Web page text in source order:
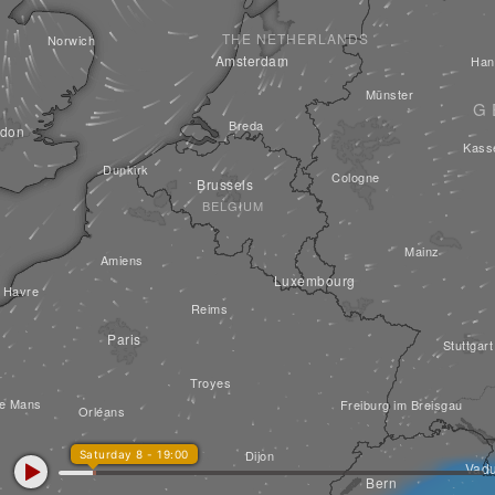
Norwich
BELGIUM
Brussels
Breda
Dunkirk
Havre
Reims
Amiens
Amsterdam
THE NETHERLANDS
Cologne
Münster
Luxembourg
Mainz
Paris
Troyes
Dijon
Mans Orléans
Stuttgart
Freiburg im Breisgau
Bern
Saturday 8 - 19:00